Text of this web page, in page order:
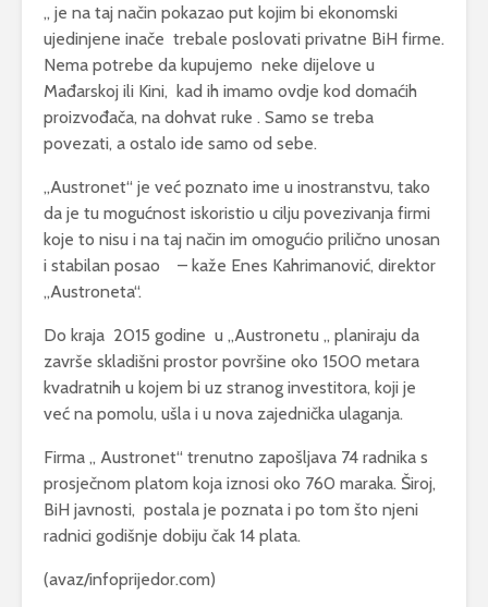
„ je na taj način pokazao put kojim bi ekonomski
ujedinjene inače trebale poslovati privatne BiH firme.
Nema potrebe da kupujemo neke dijelove u
Mađarskoj ili Kini, kad ih imamo ovdje kod domaćih
proizvođača, na dohvat ruke . Samo se treba
povezati, a ostalo ide samo od sebe.
„Austronet“ je već poznato ime u inostranstvu, tako
da je tu mogućnost iskoristio u cilju povezivanja firmi
koje to nisu i na taj način im omogućio prilično unosan
i stabilan posao – kaže Enes Kahrimanović, direktor
„Austroneta“.
Do kraja 2015 godine u „Austronetu „ planiraju da
završe skladišni prostor površine oko 1500 metara
kvadratnih u kojem bi uz stranog investitora, koji je
već na pomolu, ušla i u nova zajednička ulaganja.
Firma „ Austronet“ trenutno zapošljava 74 radnika s
prosječnom platom koja iznosi oko 760 maraka. Široj,
BiH javnosti, postala je poznata i po tom što njeni
radnici godišnje dobiju čak 14 plata.
(avaz/infoprijedor.com)